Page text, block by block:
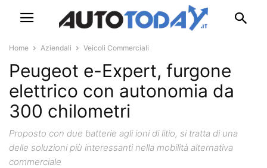
Home Aziendali Veicoli Commerciali
Peugeot e-Expert, furgone
elettrico con autonomia da
300 chilometri
Proposto con due batterie agli ioni di litio, si tratta di una
delle soluzioni più interessanti nella mobilità alternativa
commerciale